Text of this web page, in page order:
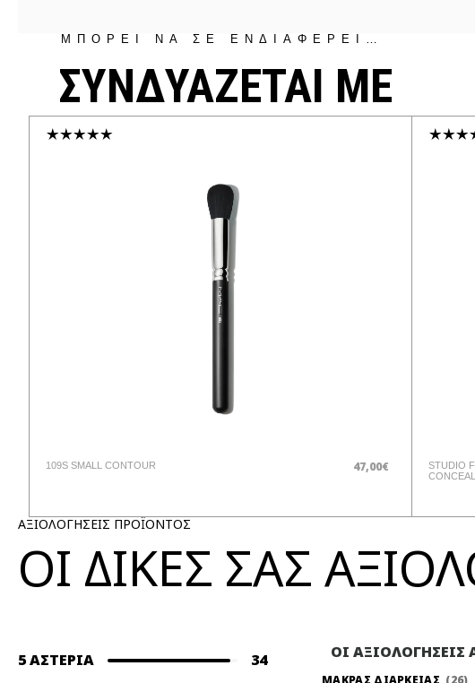
ΜΠΟΡΕΙ ΝΑ ΣΕ ΕΝΔΙΑΦΕΡΕΙ…
ΣΥΝΔΥΑΖΕΤΑΙ ΜΕ
109S SMALL CONTOUR 47,00€
STUDIO
ΑΞΙΟΛΟΓΗΣΕΙΣ ΠΡΟΪΟΝΤΟΣ
ΟΙ ΔΙΚΕΣ ΣΑΣ
5 ΑΣΤΈΡΙΑ
34
ΟΙ
ΜΑΚΡΑΣ ΔΙΑΡΚΕΙΑΣ
26